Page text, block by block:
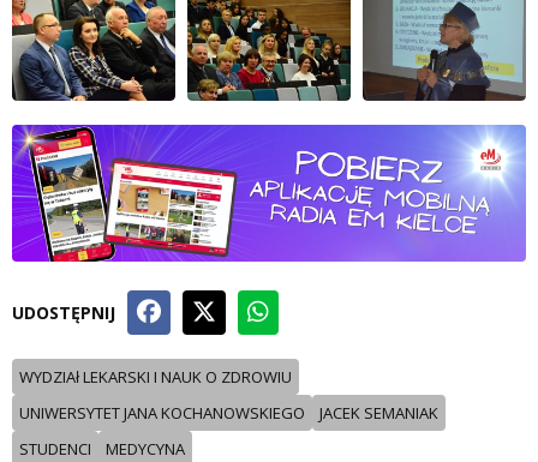
UDOSTĘPNIJ
WYDZIAł LEKARSKI I NAUK O ZDROWIU
UNIWERSYTET JANA KOCHANOWSKIEGO
JACEK SEMANIAK
STUDENCI
MEDYCYNA